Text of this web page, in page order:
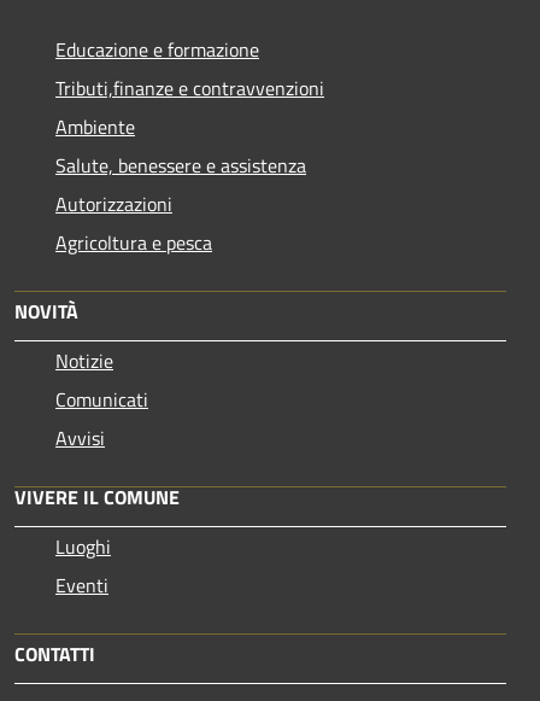
Educazione e formazione
Tributi,finanze e contravvenzioni
Ambiente
Salute, benessere e assistenza
Autorizzazioni
Agricoltura e pesca
NOVITÀ
Notizie
Comunicati
Avvisi
VIVERE IL COMUNE
Luoghi
Eventi
CONTATTI